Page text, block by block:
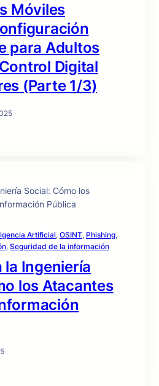
Móviles
para Adultos
Digital
(Parte 1/3)
Artificial, OSINT, Phishing
, Seguridad de la información
la Ingeniería
los Atacantes